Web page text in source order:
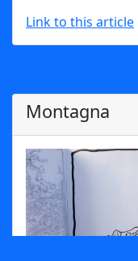
Link to this article
Montagna